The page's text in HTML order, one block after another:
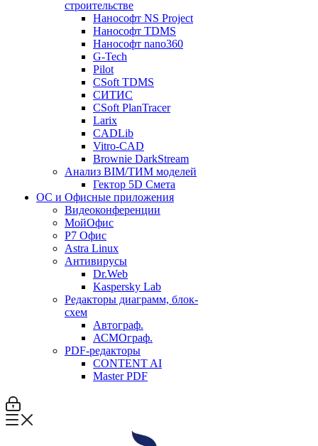
строительстве
Нанософт NS Project
Нанософт TDMS
Нанософт nano360
G-Tech
Pilot
CSoft TDMS
СИТИС
CSoft PlanTracer
Larix
CADLib
Vitro-CAD
Brownie DarkStream
Анализ BIM/ТИМ моделей
Гектор 5D Смета
ОС и Офисные приложения
Видеоконференции
МойОфис
P7 Офис
Astra Linux
Антивирусы
Dr.Web
Kaspersky Lab
Редакторы диаграмм, блок-
схем
Автограф.
АСМОграф.
PDF-редакторы
CONTENT AI
Master PDF